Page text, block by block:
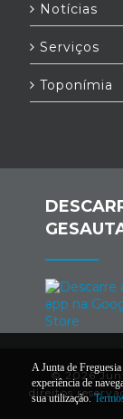
Notícias
Serviços
Toponímia
© 2026
direitos
A Junta de
experiência de
sua utilização.